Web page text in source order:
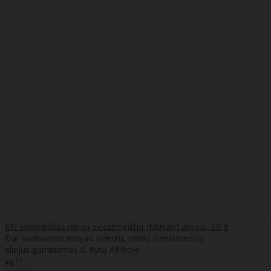
KN ekologiškas nilinių sviestmedžių (Muyao) aliejus, 50 g
Dar vadinamas muyao sviestu, nilinių sviestmedžių
aliejus gaminamas iš Rytų Afrikoje ..
€8 10